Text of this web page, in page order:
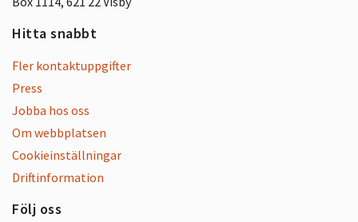
Hitta snabbt
Fler kontaktuppgifter
Press
Jobba hos oss
Om webbplatsen
Cookieinställningar
Driftinformation
Följ oss